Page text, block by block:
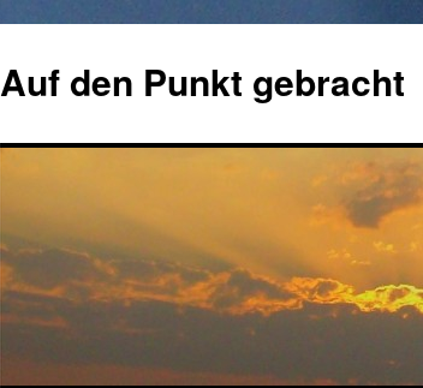
springen
Auf den Punkt gebracht